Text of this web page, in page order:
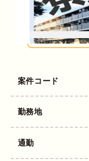
案件コード
勤務地
通勤